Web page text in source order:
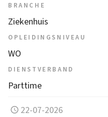
BRANCHE
Ziekenhuis
OPLEIDINGSNIVEAU
WO
DIENSTVERBAND
Parttime
22-07-2026